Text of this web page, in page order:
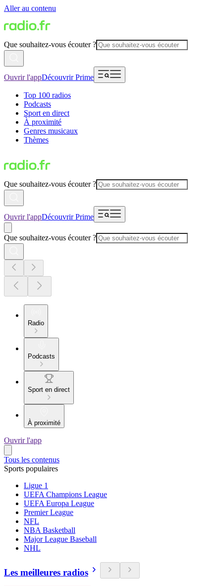
Aller au contenu
Que souhaitez-vous écouter ?
Ouvrir l'appDécouvrir Prime
Top 100 radios
Podcasts
Sport en direct
À proximité
Genres musicaux
Thèmes
Que souhaitez-vous écouter ?
Ouvrir l'appDécouvrir Prime
Que souhaitez-vous écouter ?
Radio
Podcasts
Sport en direct
À proximité
Ouvrir l'app
Tous les contenus
Sports populaires
Ligue 1
UEFA Champions League
UEFA Europa League
Premier League
NFL
NBA Basketball
Major League Baseball
NHL
Les meilleures radios